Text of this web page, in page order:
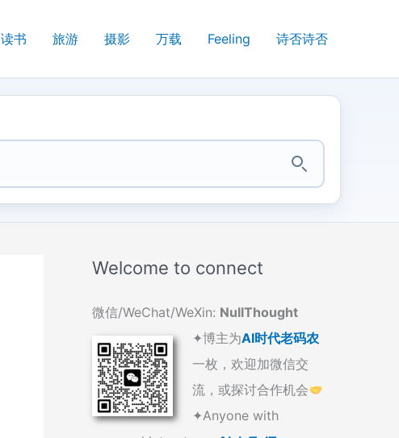
读书 旅游 摄影 万载 Feeling 诗否诗否
Welcome to connect
微信/WeChat/WeXin: NullThought
✦博主为AI时代老码农
一枚，欢迎加微信交
流，或探讨合作机会
✦Anyone with